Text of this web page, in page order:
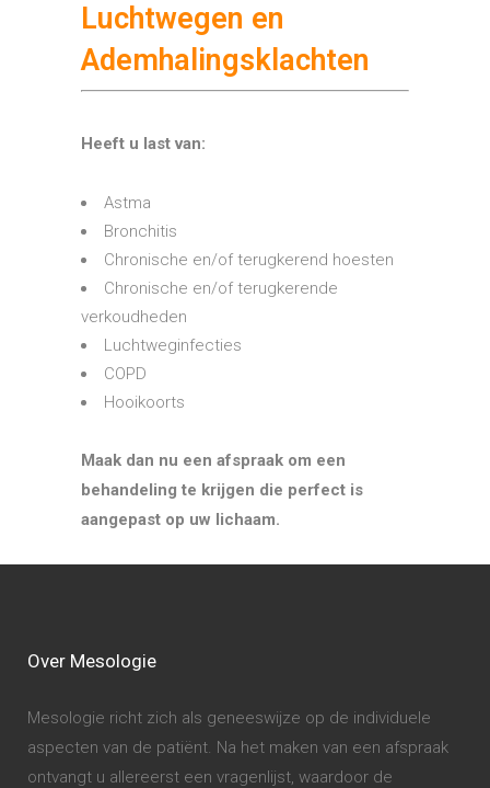
Luchtwegen en
Ademhalingsklachten
Heeft u last van:
Astma
Bronchitis
Chronische en/of terugkerend hoesten
Chronische en/of terugkerende
verkoudheden
Luchtweginfecties
COPD
Hooikoorts
Maak dan nu een afspraak om een
behandeling te krijgen die perfect is
aangepast op uw lichaam.
Over Mesologie
Mesologie richt zich als geneeswijze op de individuele
aspecten van de patiënt. Na het maken van een afspraak
ontvangt u allereerst een vragenlijst, waardoor de